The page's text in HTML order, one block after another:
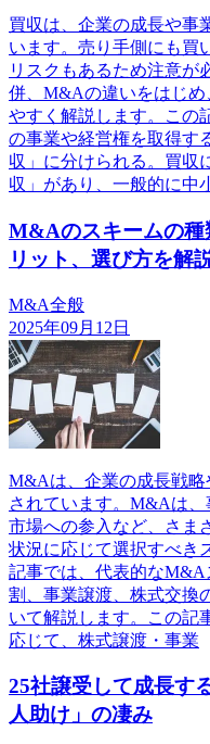
買収は、企業の成長や事
います。売り手側にも買
リスクもあるため注意が
併、M&Aの違いをはじめ
やすく解説します。この
の事業や経営権を取得す
収」に分けられる。買収
収」があり、一般的に中
M&Aのスキームの種
リット、選び方を解
M&A全般
2025年09月12日
M&Aは、企業の成長戦略
されています。M&Aは
市場への参入など、さま
状況に応じて選択すべき
記事では、代表的な
割、事業譲渡、株式交換
いて解説します。この記
応じて、株式譲渡・事業
25社譲受して成長す
人助け」の凄み